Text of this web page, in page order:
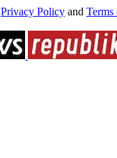
Privacy Policy and Terms